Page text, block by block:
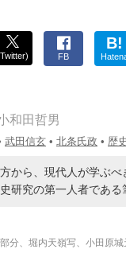
FB
B!
和田哲男
武田信玄 • 北条氏政 • 歴史
から、現代人が学ぶべ
研究の第一人者である
分、堀内天嶺写、小田原城